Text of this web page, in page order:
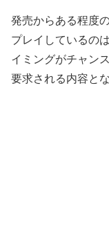
発売からある程度
プレイしているの
イミングがチャン
要求される内容と